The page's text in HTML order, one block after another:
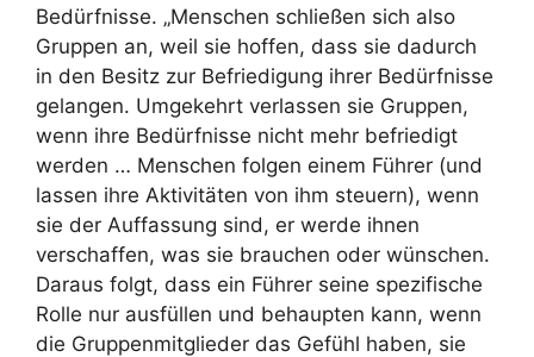
Bedürfnisse. „Menschen schließen sich also
Gruppen an, weil sie hoffen, dass sie dadurch
in den Besitz zur Befriedigung ihrer Bedürfnisse
gelangen. Umgekehrt verlassen sie Gruppen,
wenn ihre Bedürfnisse nicht mehr befriedigt
werden … Menschen folgen einem Führer (und
lassen ihre Aktivitäten von ihm steuern), wenn
sie der Auffassung sind, er werde ihnen
verschaffen, was sie brauchen oder wünschen.
Daraus folgt, dass ein Führer seine spezifische
Rolle nur ausfüllen und behaupten kann, wenn
die Gruppenmitglieder das Gefühl haben, sie